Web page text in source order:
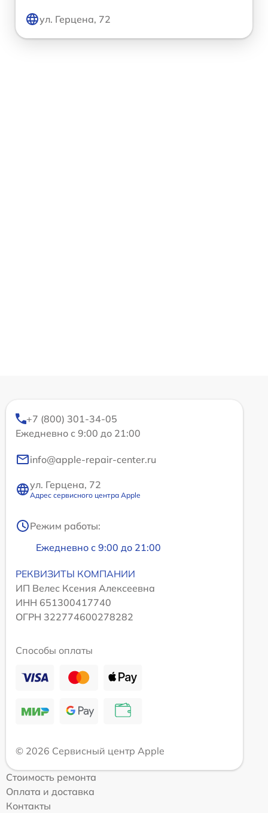
ул. Герцена, 72
+7 (800) 301-34-05
Ежедневно с 9:00 до 21:00
info@apple-repair-center.ru
ул. Герцена, 72
Адрес сервисного центра Apple
Режим работы:
Ежедневно с 9:00 до 21:00
РЕКВИЗИТЫ КОМПАНИИ
ИП Велес Ксения Алексеевна
ИНН 651300417740
ОГРН 322774600278282
Способы оплаты
© 2026 Сервисный центр Apple
Стоимость ремонта
Оплата и доставка
Контакты